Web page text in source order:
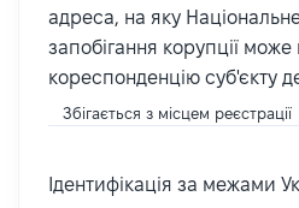
адреса, на яку
запобігання корупції
кореспонденцію суб'єкту
Збігається з місцем реєстрації
Ідентифікація за межами